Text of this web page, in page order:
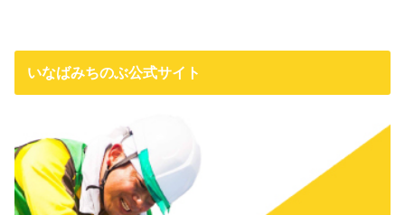
いなばみちのぶ公式サイト